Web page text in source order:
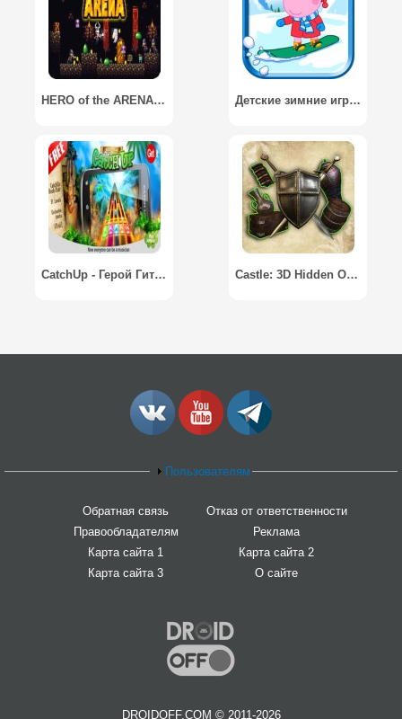
HERO of the ARENA / Герой арены Детские зимние игры / Kids Winter Games
CatchUp - Герой Гитары Castle: 3D Hidden Objects / Замок: 3D Поиск предметов
Пользователям
Обратная связь
Отказ от ответственности
Правообладателям
Реклама
Карта сайта 1
Карта сайта 2
Карта сайта 3
О сайте
DROIDOFF.COM © 2011-2026